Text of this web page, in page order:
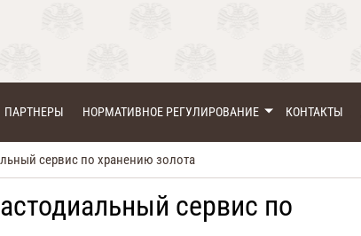
ПАРТНЕРЫ НОРМАТИВНОЕ РЕГУЛИРОВАНИЕ КОНТАКТЫ
сервис по хранению золота
сервис по